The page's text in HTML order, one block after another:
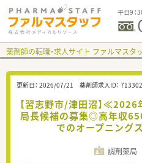
平日9：
薬剤師の転職・求人サイト ファルマスタ
更新日： 2026/07/21 薬剤師求人ID： 713302
【習志野市/津田沼】
局長候補の募集◎高年収
でのオープニング
調剤薬局